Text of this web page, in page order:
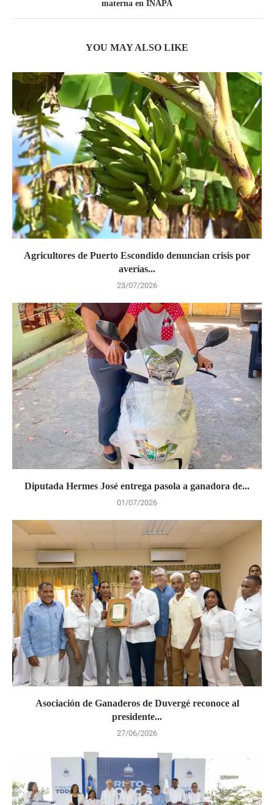
materna en INAPA
YOU MAY ALSO LIKE
Agricultores de Puerto Escondido denuncian crisis por
averías...
23/07/2026
Diputada Hermes José entrega pasola a ganadora de...
01/07/2026
Asociación de Ganaderos de Duvergé reconoce al
presidente...
27/06/2026